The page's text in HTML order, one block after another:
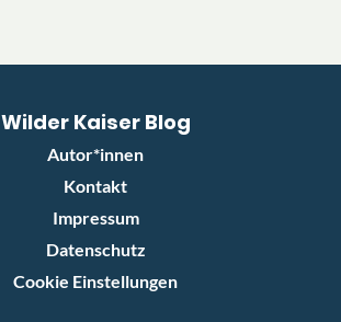
Wilder Kaiser Blog
Autor*innen
Kontakt
Impressum
Datenschutz
Cookie Einstellungen